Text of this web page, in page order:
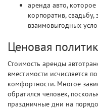
аренда авто,
корпоратив,
взаимовыгодных
Ценовая
Стоимость аренды
вместимости исчисляется
комфортности. Многое
обратился человек,
праздничные дни на